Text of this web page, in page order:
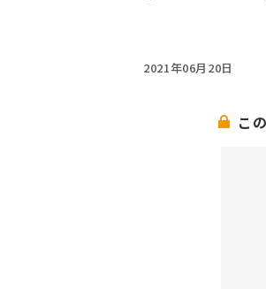
2021年06月20日
こ